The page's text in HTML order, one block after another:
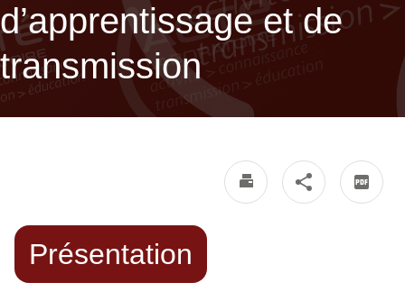
d’apprentissage et de
transmission
Présentation